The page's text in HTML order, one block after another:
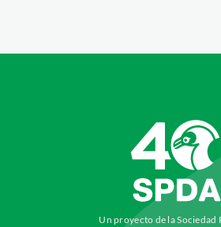
Un proyecto de la Sociedad